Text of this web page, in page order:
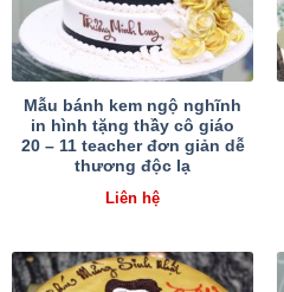
Mẫu bánh kem ngộ nghĩnh
in hình tặng thầy cô giáo
20 – 11 teacher đơn giản dễ
thương độc lạ
Liên hệ